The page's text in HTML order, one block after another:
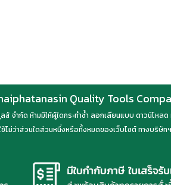
Quality Tools
ด ห้ามมิให้ผู้ใดกระทำซ้ำ ลอกเลียนแบบ ดาวน์โหลด
ม่ว่าส่วนใดส่วนหนึ่งหรือทั้งหมดของเว็บไซต์ ทางบริษัท